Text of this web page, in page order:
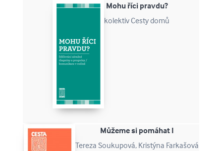
Mohu říci pravdu?
kolektiv Cesty domů
Můžeme si pomáhat I
Tereza Soukupová, Kristýna Farkašová